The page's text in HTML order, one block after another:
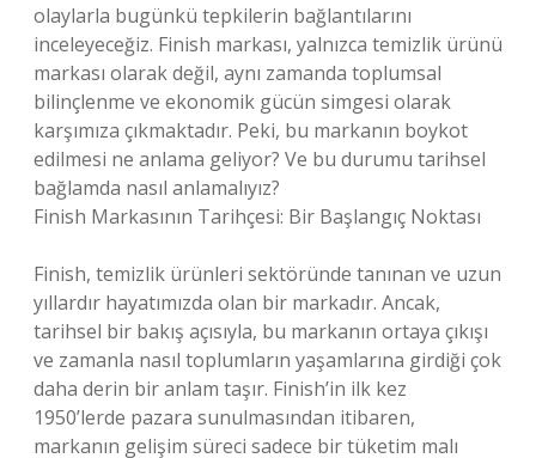
olaylarla bugünkü tepkilerin bağlantılarını
inceleyeceğiz. Finish markası, yalnızca temizlik ürünü
markası olarak değil, aynı zamanda toplumsal
bilinçlenme ve ekonomik gücün simgesi olarak
karşımıza çıkmaktadır. Peki, bu markanın boykot
edilmesi ne anlama geliyor? Ve bu durumu tarihsel
bağlamda nasıl anlamalıyız?
Finish Markasının Tarihçesi: Bir Başlangıç Noktası
Finish, temizlik ürünleri sektöründe tanınan ve uzun
yıllardır hayatımızda olan bir markadır. Ancak,
tarihsel bir bakış açısıyla, bu markanın ortaya çıkışı
ve zamanla nasıl toplumların yaşamlarına girdiği çok
daha derin bir anlam taşır. Finish’in ilk kez
1950’lerde pazara sunulmasından itibaren,
markanın gelişim süreci sadece bir tüketim malı